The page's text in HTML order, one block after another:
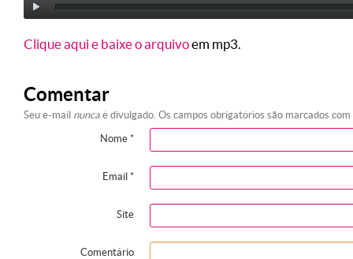
Clique aqui e baixe o arquivoem mp3.
Comentar
Seu e-mail nunca é divulgado. Os campos obrigatórios são marcados com
Nome *
Email *
Site
Comentário